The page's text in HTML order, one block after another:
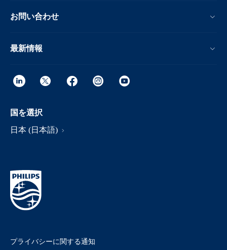
お問い合わせ
最新情報
国を選択
日本 (日本語)
プライバシーに関する通知